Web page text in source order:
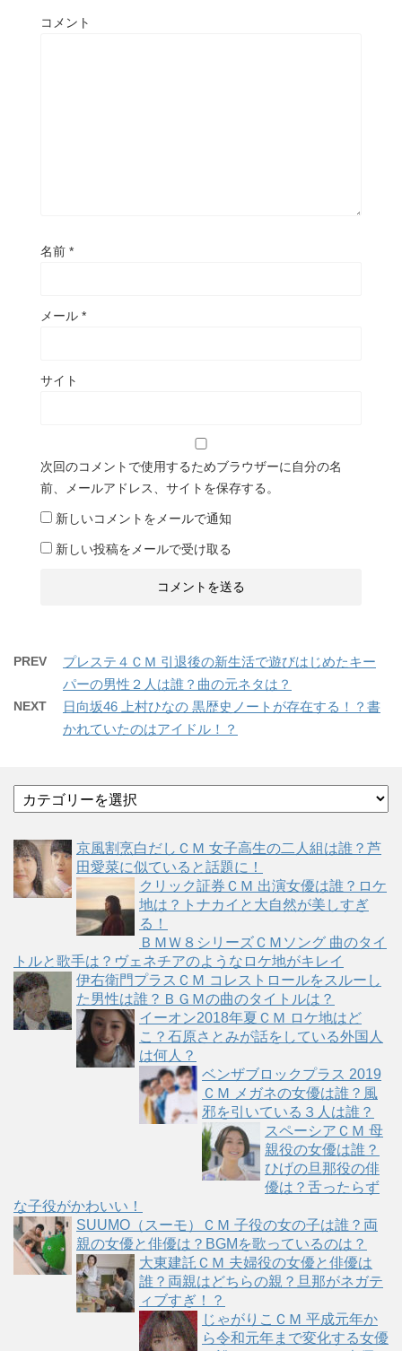
コメント
名前 *
メール *
サイト
次回のコメントで使用するためブラウザーに自分の名
前、メールアドレス、サイトを保存する。
新しいコメントをメールで通知
新しい投稿をメールで受け取る
PREV
プレステ４ＣＭ 引退後の新生活で遊びはじめたキー
パーの男性２人は誰？曲の元ネタは？
NEXT
日向坂46 上村ひなの 黒歴史ノートが存在する！？書
かれていたのはアイドル！？
テ
リ
ー
京風割烹白だしＣＭ 女子高生の二人組は誰？芦
田愛菜に似ていると話題に！
クリック証券ＣＭ 出演女優は誰？ロケ
地は？トナカイと大自然が美しすぎ
る！
ＢＭＷ８シリーズＣＭソング 曲のタイ
トルと歌手は？ヴェネチアのようなロケ地がキレイ
伊右衛門プラスＣＭ コレストロールをスルーし
た男性は誰？ＢＧＭの曲のタイトルは？
イーオン2018年夏ＣＭ ロケ地はど
こ？石原さとみが話をしている外国人
は何人？
ベンザブロックプラス 2019
ＣＭ メガネの女優は誰？風
邪を引いている３人は誰？
スペーシアＣＭ 母
親役の女優は誰？
ひげの旦那役の俳
優は？舌ったらず
な子役がかわいい！
SUUMO（スーモ）ＣＭ 子役の女の子は誰？両
親の女優と俳優は？BGMを歌っているのは？
大東建託ＣＭ 夫婦役の女優と俳優は
誰？両親はどちらの親？旦那がネガテ
ィブすぎ！？
じゃがりこＣＭ 平成元年か
ら令和元年まで変化する女優